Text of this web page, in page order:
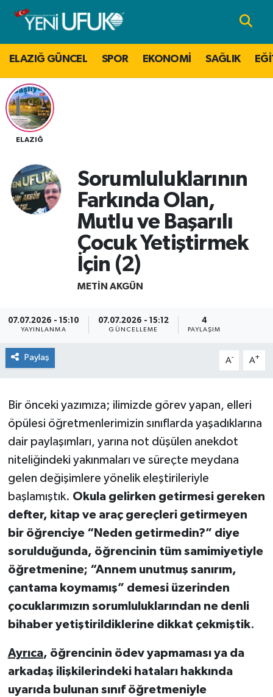
ELAZIĞ GÜNCEL SPOR EKONOMİ SAĞLIK
ELAZIĞ
Sorumluluklarının
Farkında Olan,
Mutlu ve Başarılı
Çocuk Yetiştirmek
İçin (2)
METIN AKGÜN
07.07.2026 - 15:10
YAYINLANMA
07.07.2026 - 15:12
GÜNCELLEME
4
PAYLAŞIM
Paylaş A- A+
Bir önceki yazımıza; ilimizde görev yapan, elleri
öpülesi öğretmenlerimizin sınıflarda yaşadıklarına
dair paylaşımları, yarına not düşülen anekdot
niteliğindeki yakınmaları ve süreçte meydana
gelen değişimlere yönelik eleştirileriyle
başlamıştık. Okula gelirken getirmesi gereken
defter, kitap ve araç gereçleri getirmeyen
bir öğrenciye “Neden getirmedin?” diye
sorulduğunda, öğrencinin tüm samimiyetiyle
öğretmenine; “Annem unutmuş sanırım,
çantama koymamış” demesi üzerinden
çocuklarımızın sorumluluklarından ne denli
bihaber yetiştirildiklerine dikkat çekmiştik.
Ayrıca, öğrencinin ödev yapmaması ya da
arkadaş ilişkilerindeki hataları hakkında
uyarıda bulunan sınıf öğretmeniyle
Nöbetçi Eczaneler
Hava Durumu
Namaz Vakitleri
Trafik Durumu
Süper Lig Puan Durumu ve Fikstür
Tüm Manşetler
Son Dakika Haberleri
Haber Arşivi